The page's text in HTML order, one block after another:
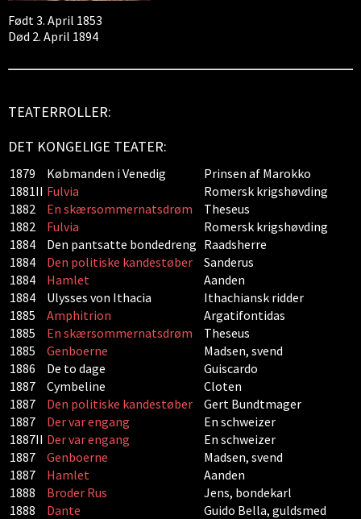
Født 3. April 1853
Død 2. April 1894
TEATERROLLER:
DET KONGELIGE TEATER:
1879 Købmanden i Venedig
Prinsen af Marokko
1881II Fulvia
Romersk krigshøvding
1882
En skærsommernatsdrøm
Theseus
1882
Fulvia
Romersk krigshøvding
1884
Den pantsatte bondedreng Raadsherre
1884
Den politiske kandestøber
Sanderus
1884
Hamlet
Aanden
1884
Ulysses von Ithacia
Ithachiansk ridder
1885
Amphitrion
Argatifontidas
1885
En skærsommernatsdrøm
Theseus
1885
Genboerne
Madsen, svend
1886
De to dage
Guiscardo
1887
Cymbeline
Cloten
1887
Den politiske kandestøber
Gert Bundtmager
1887
Der var engang
En schweizer
1887II Der var engang
En schweizer
1887
Genboerne
Madsen, svend
1887
Hamlet
Aanden
1888
Broder Rus
Jens, bondekarl
1888
Dante
Guido Bella, guldsmed